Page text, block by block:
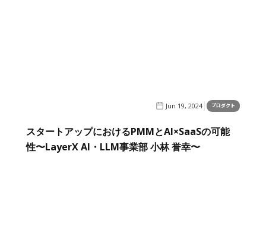
Jun 19, 2024 プロダクト
スタートアップにおけるPMMとAI×SaaSの可能
性〜LayerX AI・LLM事業部 小林 誉幸〜